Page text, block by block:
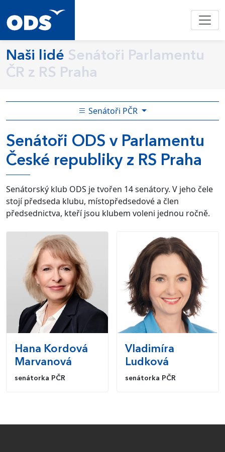
Naši lidé Senátoři Parlamentu
ČR z RS Praha
Senátoři PČR
Senátoři ODS v Parlamentu
České republiky z RS Praha
Senátorský klub ODS je tvořen 14 senátory. V jeho čele
stojí předseda klubu, místopředsedové a člen
předsednictva, kteří jsou klubem voleni jednou ročně.
Hana Kordová
Marvanová
senátorka PČR
Vladimíra
Ludková
senátorka PČR